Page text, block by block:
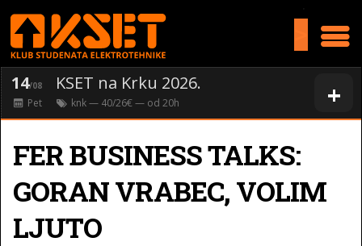
+
14/08 KSET na Krku 2026.
Pet knk— 40/26€ — od 20h
FER BUSINESS TALKS:
GORAN VRABEC, VOLIM
LJUTO